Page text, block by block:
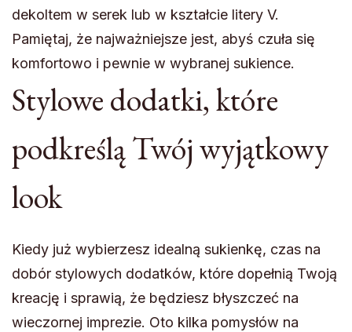
dekoltem w serek lub w kształcie litery V.
Pamiętaj, że najważniejsze jest, abyś czuła się
komfortowo i pewnie w wybranej sukience.
Stylowe dodatki, które
podkreślą Twój wyjątkowy
look
Kiedy już wybierzesz idealną sukienkę, czas na
dobór stylowych dodatków, które dopełnią Twoją
kreację i sprawią, że będziesz błyszczeć na
wieczornej imprezie. Oto kilka pomysłów na